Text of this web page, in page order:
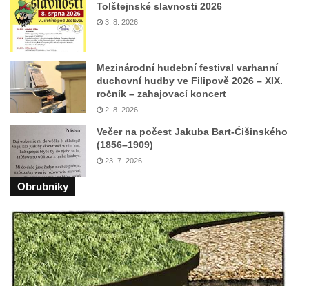
Tolštejnské slavnosti 2026
3. 8. 2026
Mezinárodní hudební festival varhanní
duchovní hudby ve Filipově 2026 – XIX.
ročník – zahajovací koncert
2. 8. 2026
Večer na počest Jakuba Bart-Ćišinského
(1856–1909)
23. 7. 2026
Obrubniky